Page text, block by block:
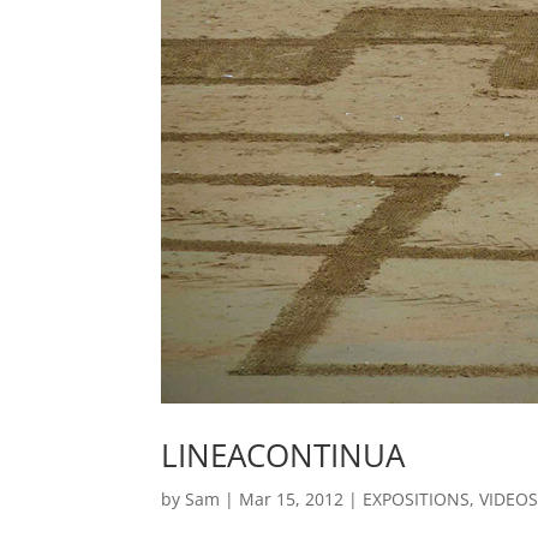
LINEACONTINUA
by Sam | Mar 15, 2012 | EXPOSITIONS,VIDEOS